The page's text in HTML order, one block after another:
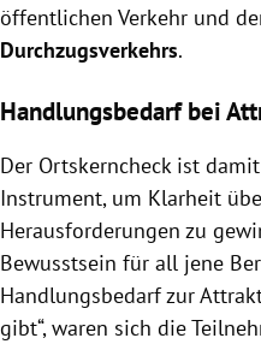
öffentlichen Verkehr und
Durchzugsverkehrs.
Handlungsbedarf bei
Der Ortskerncheck ist
Instrument, um Klarheit
Herausforderungen zu
Bewusstsein für all jene
Handlungsbedarf zur
gibt“, waren sich die